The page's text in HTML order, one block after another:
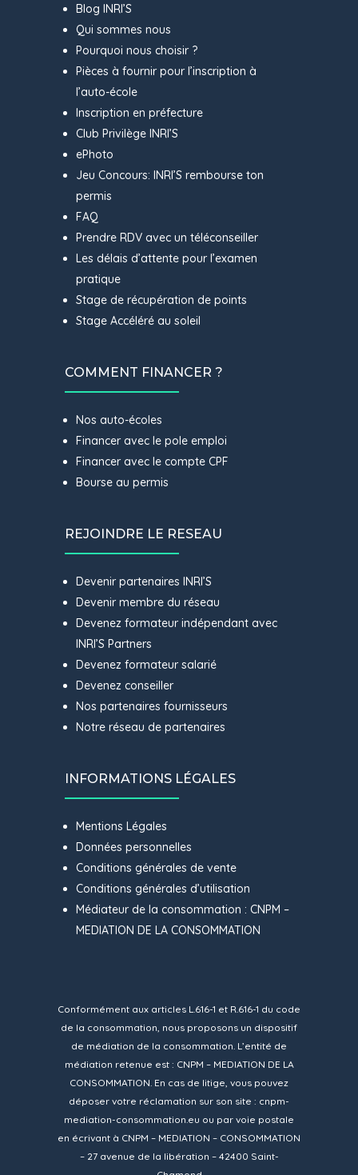
Blog INRI’S
Qui sommes nous
Pourquoi nous choisir ?
Pièces à fournir pour l’inscription à
l’auto-école
Inscription en préfecture
Club Privilège INRI’S
ePhoto
Jeu Concours: INRI’S rembourse ton
permis
FAQ
Prendre RDV avec un téléconseiller
Les délais d’attente pour l’examen
pratique
Stage de récupération de points
Stage Accéléré au soleil
COMMENT FINANCER ?
Nos auto-écoles
Financer avec le pole emploi
Financer avec le compte CPF
Bourse au permis
REJOINDRE LE RESEAU
Devenir partenaires INRI’S
Devenir membre du réseau
Devenez formateur indépendant avec
INRI’S Partners
Devenez formateur salarié
Devenez conseiller
Nos partenaires fournisseurs
Notre réseau de partenaires
INFORMATIONS LÉGALES
Mentions Légales
Données personnelles
Conditions générales de vente
Conditions générales d’utilisation
Médiateur de la consommation : CNPM –
MEDIATION DE LA CONSOMMATION
Conformément aux articles L.616-1 et R.616-1 du code
de la consommation, nous proposons un dispositif
de médiation de la consommation. L’entité de
médiation retenue est : CNPM – MEDIATION DE LA
CONSOMMATION. En cas de litige, vous pouvez
déposer votre réclamation sur son site : cnpm-
mediation-consommation.eu ou par voie postale
en écrivant à CNPM – MEDIATION – CONSOMMATION
– 27 avenue de la libération – 42400 Saint-